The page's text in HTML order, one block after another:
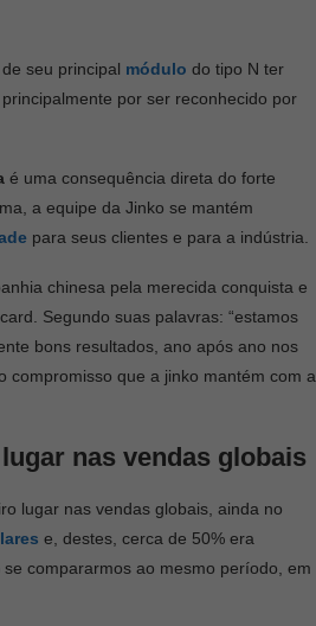
seu principal módulo do tipo N ter
por ser reconhecido por
é uma consequência direta do forte
a equipe da Jinko se mantém
para seus clientes e para a indústria.
chinesa pela merecida conquista e
Segundo suas palavras: “estamos
bons resultados, ano após ano nos
compromisso que a jinko mantém com a
nas vendas globais
lugar nas vendas globais, ainda no
e, destes, cerca de 50% era
compararmos ao mesmo período, em